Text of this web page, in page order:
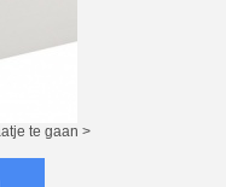
te gaan >